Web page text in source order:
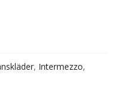
, Intermezzo,